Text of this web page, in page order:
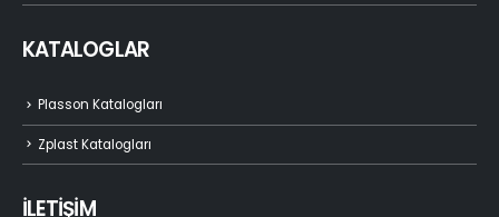
KATALOGLAR
Plasson Katalogları
Zplast Katalogları
İLETİŞİM